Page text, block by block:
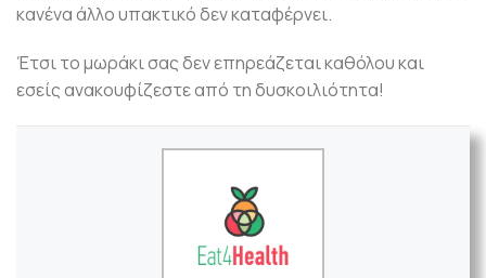
κανένα άλλο υπακτικό δεν καταφέρνει.
Έτσι το μωράκι σας δεν επηρεάζεται καθόλου και
εσείς ανακουφίζεστε από τη δυσκοιλιότητα!